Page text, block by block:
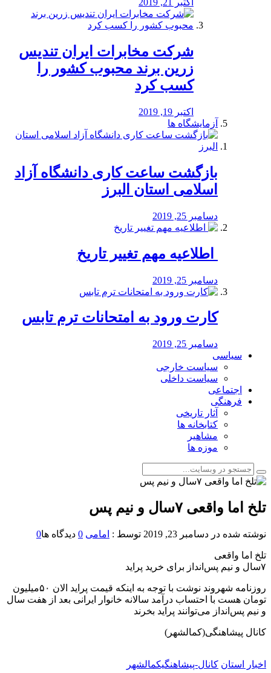
اکتبر 21, 2019
شرکت مخابرات ایران تندیس
زرین برند محبوب کشور را
کسب کرد
اکتبر 19, 2019
آزمایشگاه ها
بازگشت ساعت کاری دانشگاه آزاد
اسلامی استان البرز
دسامبر 25, 2019
️ اطلاعیه مهم تغییر تاریخ
دسامبر 25, 2019
کارت ورود به امتحانات ترم تابس
دسامبر 25, 2019
سیاسی
سیاست خارجی
سیاست داخلی
اجتماعی
فرهنگی
آثار تاریخی
کتابخانه ها
مشاهیر
موزه ها
تلخ اما واقعی ۷سال و نیم پس
نوشته شده در دسامبر 23, 2019 توسط : امامی 0 دیدگاه ها0
تلخ اما واقعی
۷سال و نیم پس‌انداز برای خرید پراید
روزنامه شهروند نوشت با توجه به اینکه قیمت پراید الان ۵٠‌میلیون
تومان هست با احتساب درآمد سالانه خانوار ایرانی بعد از هفت سال
و نیم پس‌انداز می‌توانند پراید بخرند
کانال پیشاهنگی(کمالشهر)
اخبار استان کانال-پیشاهنگیکمالشهر